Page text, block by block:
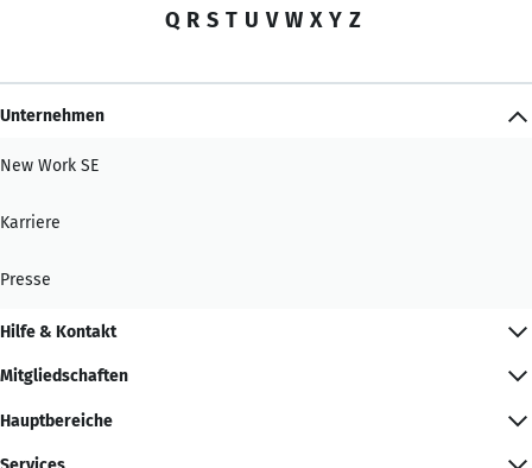
Q R S T U V W X Y Z
Unternehmen
New Work SE
Karriere
Presse
Hilfe & Kontakt
Mitgliedschaften
Hauptbereiche